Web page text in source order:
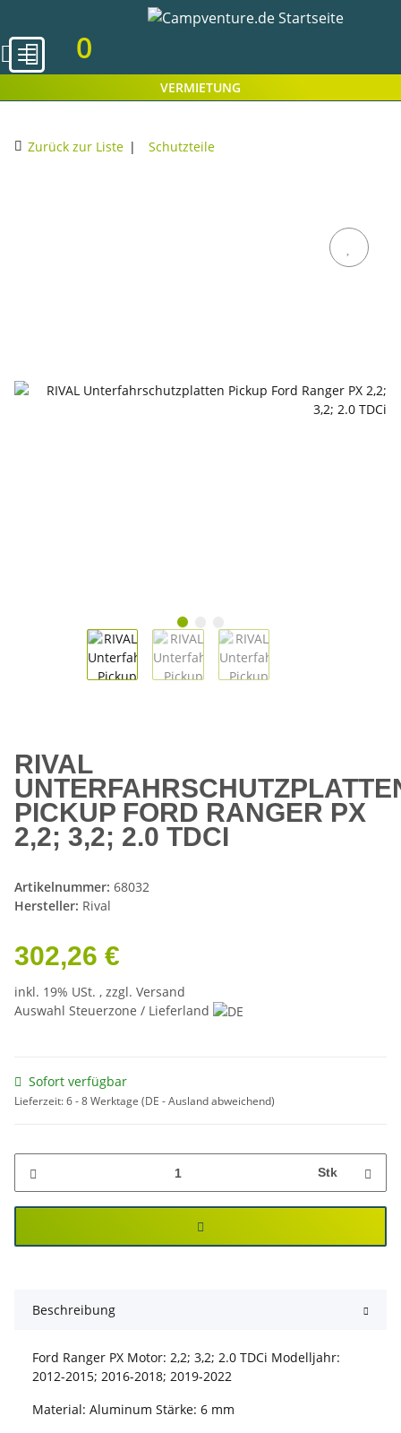
0
VERMIETUNG
Zurück zur Liste Schutzteile
RIVAL
PICKUP FORD RANGER PX
2,2; 3,2; 2.0 TDCI
Artikelnummer: 68032
Hersteller: Rival
302,26 €
inkl. 19% USt. , zzgl. Versand
Auswahl Steuerzone / Lieferland
Sofort verfügbar
Lieferzeit:6 - 8 Werktage (DE - Ausland abweichend)
Stk
Beschreibung
Ford Ranger PX Motor: 2,2; 3,2; 2.0 TDCi Modelljahr:
2012-2015; 2016-2018; 2019-2022
Material: Aluminum Stärke: 6 mm